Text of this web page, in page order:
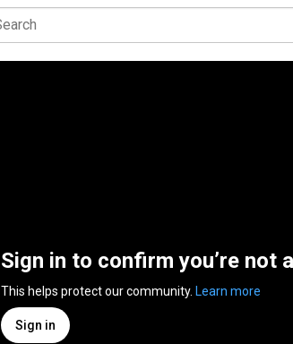
Sign in to confirm you’re not
This helps protect our community. Learn more
Sign in